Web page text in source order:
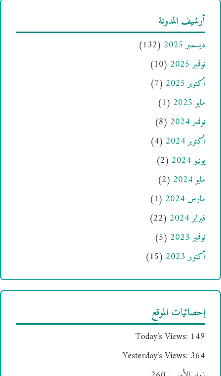
أرشيف المدونة
ديسمبر 2025
(132)
نوفمبر 2025
(10)
أكتوبر 2025
(7)
مايو 2025
(1)
نوفمبر 2024
(8)
أكتوبر 2024
(4)
يونيو 2024
(2)
مايو 2024
(2)
مارس 2024
(1)
فبراير 2024
(22)
نوفمبر 2023
(5)
أكتوبر 2023
(15)
إحصائيات الموقع
Today's Views: 149
Yesterday's Views: 364